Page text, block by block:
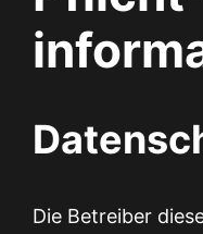
Die Betreiber